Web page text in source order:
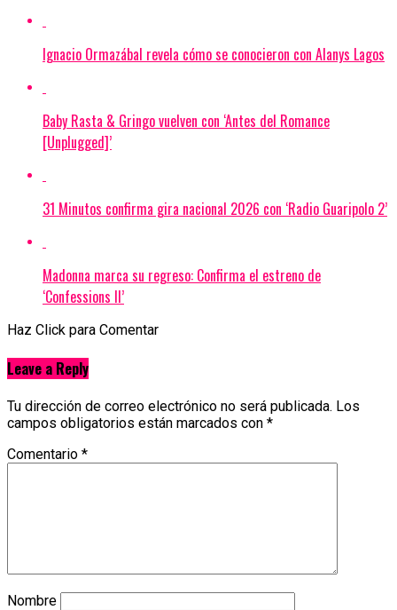
Ignacio Ormazábal revela cómo se conocieron con Alanys Lagos
Baby Rasta & Gringo vuelven con ‘Antes del Romance
[Unplugged]’
31 Minutos confirma gira nacional 2026 con ‘Radio Guaripolo 2’
Madonna marca su regreso: Confirma el estreno de
‘Confessions II’
Haz Click para Comentar
Leave a Reply
Tu dirección de correo electrónico no será publicada. Los
campos obligatorios están marcados con *
Comentario *
Nombre